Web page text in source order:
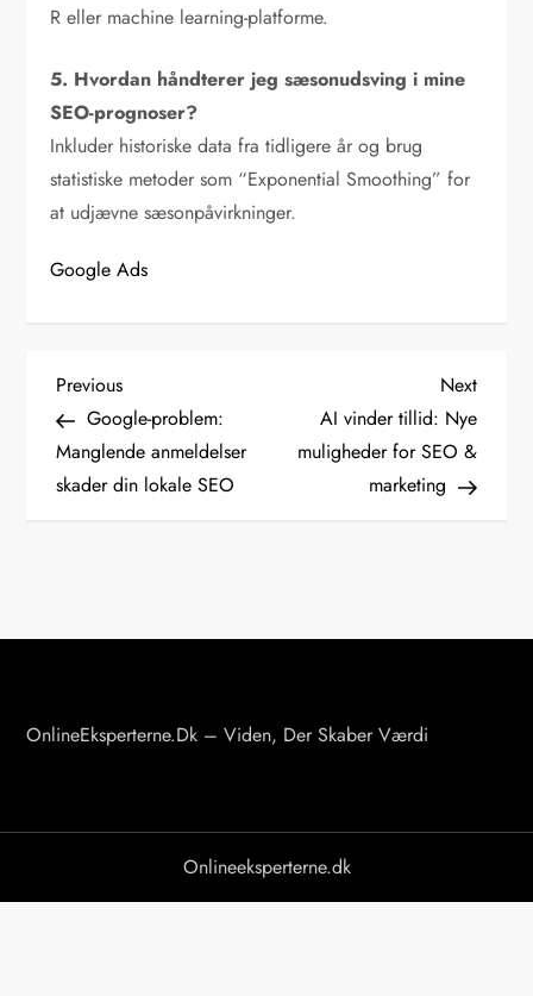
R eller machine learning-platforme.
5. Hvordan håndterer jeg sæsonudsving i mine
SEO-prognoser?
Inkluder historiske data fra tidligere år og brug
statistiske metoder som “Exponential Smoothing” for
at udjævne sæsonpåvirkninger.
Google Ads
I
n
d
l
v
a
Previous
Post
Previous
Google-problem:
Manglende anmeldelser
skader din lokale SEO
Next
Post
Next
AI vinder tillid: Nye
muligheder for SEO &
marketing
OnlineEksperterne.dk – Viden, Der Skaber Værdi
Onlineeksperterne.dk